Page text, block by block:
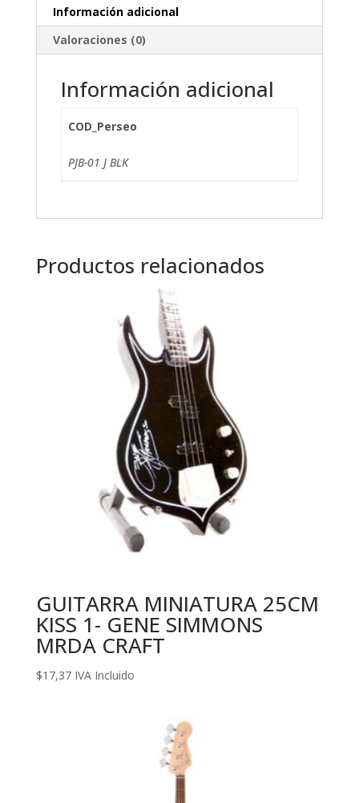
Información adicional
Valoraciones (0)
Información adicional
COD_Perseo
PJB-01 J BLK
Productos relacionados
GUITARRA MINIATURA 25CM
KISS 1- GENE SIMMONS
MRDA CRAFT
$17,37 IVA Incluido